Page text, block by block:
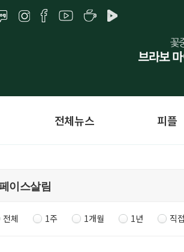
전체뉴스 피플
전체 1주 1개월 1년 직